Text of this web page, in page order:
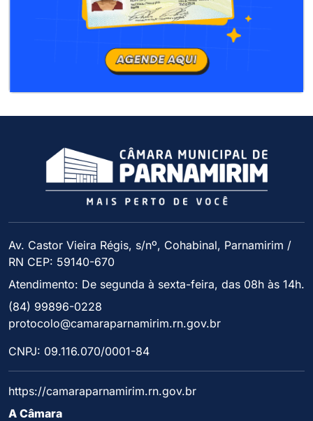
Av. Castor Vieira Régis, s/nº, Cohabinal, Parnamirim /
RN CEP: 59140-670
Atendimento: De segunda à sexta-feira, das 08h às 14h.
(84) 99896-0228
protocolo@camaraparnamirim.rn.gov.br
CNPJ: 09.116.070/0001-84
https://camaraparnamirim.rn.gov.br
A Câmara